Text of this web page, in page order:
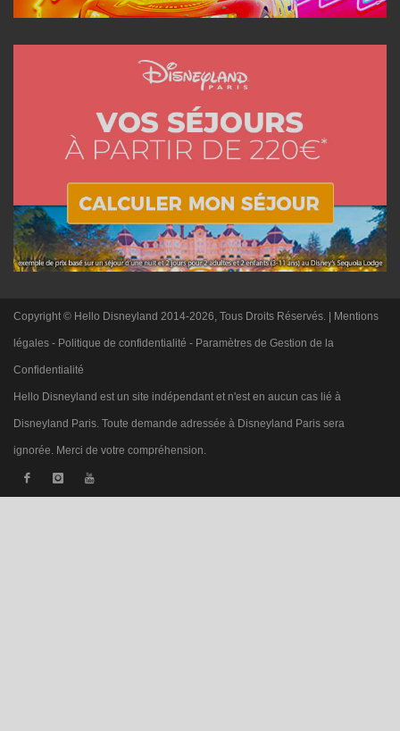
Copyright © Hello Disneyland 2014-2026, Tous Droits Réservés. | Mentions
légales - Politique de confidentialité - Paramètres de Gestion de la
Confidentialité
Hello Disneyland est un site indépendant et n'est en aucun cas lié à
Disneyland Paris. Toute demande adressée à Disneyland Paris sera
ignorée. Merci de votre compréhension.